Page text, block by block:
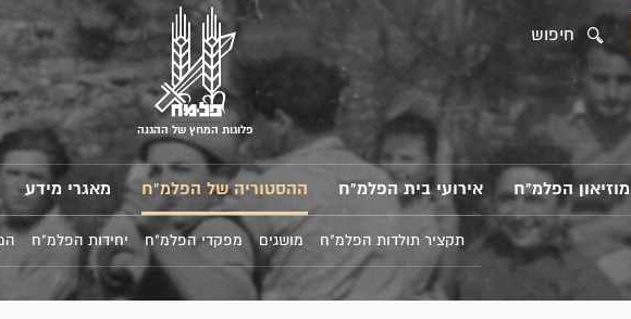
חיפוש
פלוגות המחץ של ההגנה
מוזיאון הפלמ"ח אירועי בית הפלמ"ח ההסטוריה של הפלמ"ח מאגרי מידע
תקציר תולדות הפלמ"ח מושגים מפקדי הפלמ"ח יחידות הפלמ"ח